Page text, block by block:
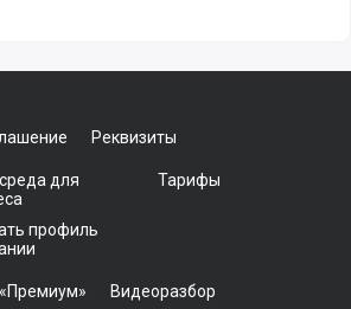
Реквизиты
для
Тарифы
профиль
Видеоразбор